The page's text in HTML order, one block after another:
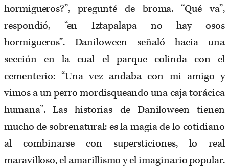
hormigueros?”, pregunté de broma. “Qué va”,
respondió, “en Iztapalapa no hay osos
hormigueros”. Daniloween señaló hacia una
sección en la cual el parque colinda con el
cementerio: “Una vez andaba con mi amigo y
vimos a un perro mordisqueando una caja torácica
humana”. Las historias de Daniloween tienen
mucho de sobrenatural: es la magia de lo cotidiano
al combinarse con supersticiones, lo real
maravilloso, el amarillismo y el imaginario popular.